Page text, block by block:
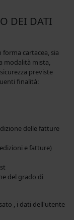
DEI DATI
cartacea, sia
modalità mista,
finalità:
delle fatture
e fatture)
del grado di
, i dati dell'utente